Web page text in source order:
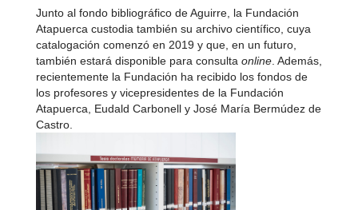
Junto al fondo bibliográfico de Aguirre, la Fundación
Atapuerca custodia también su archivo científico, cuya
catalogación comenzó en 2019 y que, en un futuro,
también estará disponible para consulta online. Además,
recientemente la Fundación ha recibido los fondos de
los profesores y vicepresidentes de la Fundación
Atapuerca, Eudald Carbonell y José María Bermúdez de
Castro.